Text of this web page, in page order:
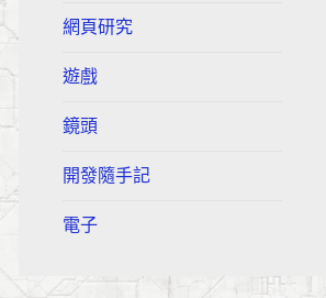
網頁研究
遊戲
鏡頭
開發隨手記
電子